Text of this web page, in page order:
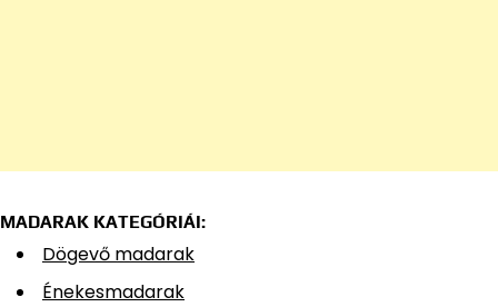
MADARAK KATEGÓRIÁI:
Dögevő madarak
Énekesmadarak